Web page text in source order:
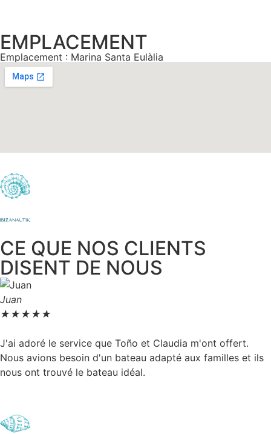
EMPLACEMENT
Emplacement : Marina Santa Eulàlia
CE QUE NOS CLIENTS
DISENT DE NOUS
Juan
★★★★★
J'ai adoré le service que Toño et Claudia m'ont offert.
Nous avions besoin d'un bateau adapté aux familles et ils
nous ont trouvé le bateau idéal.